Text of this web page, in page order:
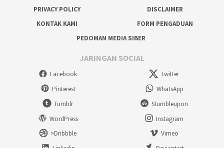
PRIVACY POLICY
DISCLAIMER
KONTAK KAMI
FORM PENGADUAN
PEDOMAN MEDIA SIBER
JARINGAN SOCIAL
Facebook
Twitter
Pinterest
WhatsApp
Tumblr
Stumbleupon
WordPress
Instagram
>Dribbble
Vimeo